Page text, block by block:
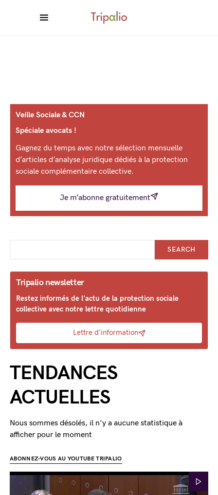
Veille Sociale & CCN
Spéciale avocats !
Gagnez du temps avec notre sélection mensuelle
d’articles d’analyse juridique dédiés à la protection
sociale complémentaire collective.
Je m’abonne gratuitement
SEARCH
Tripalio newsletter
Restez informés de l'actu de la protection sociale
collective avec notre lettre quotidienne
Lettre d'information
TENDANCES
ACTUELLES
Nous sommes désolés, il n'y a aucune statistique à
afficher pour le moment
ABONNEZ-VOUS AU YOUTUBE TRIPALIO